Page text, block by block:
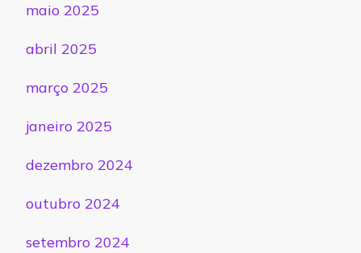
maio 2025
abril 2025
março 2025
janeiro 2025
dezembro 2024
outubro 2024
setembro 2024